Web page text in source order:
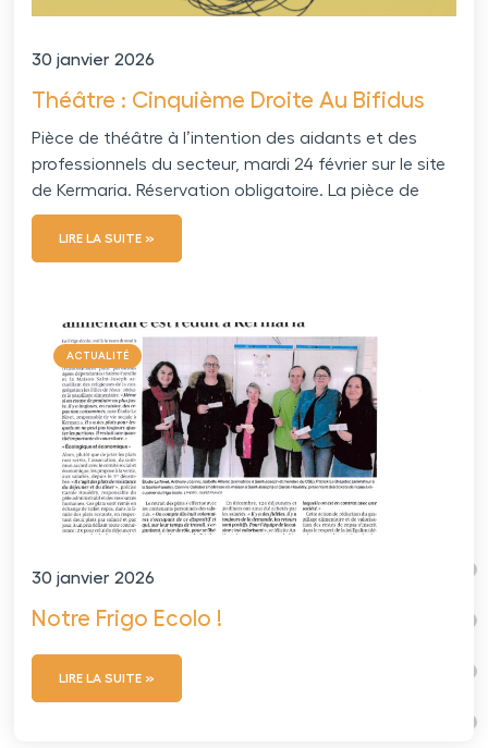
Théâtre : Cinquième Droite Au Bifidus
Pièce de théâtre à l’intention des aidants et des
professionnels du secteur, mardi 24 février sur le site
de Kermaria. Réservation obligatoire. La pièce de
LIRE LA SUITE »
30 janvier 2026
ACTUALITÉ
Notre Frigo Ecolo !
LIRE LA SUITE »
30 janvier 2026